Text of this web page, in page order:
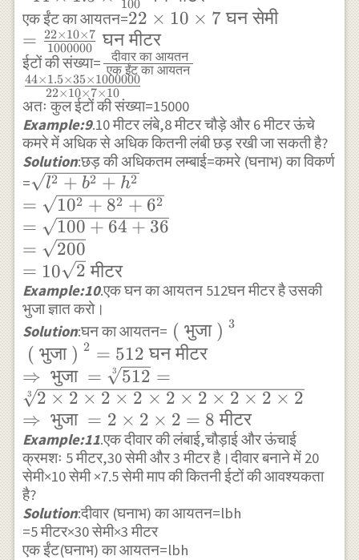
1.5
\times
\frac{35}
{100}
\text{ घन
मीटर }
100
एक ईंट का आयतन=22 \times
10 \times
7 \text{
घन सेमी }
\\
=\frac{22
\times 10
\times 7}
{1000000}
\text{ घन
मीटर }
22 × 10 × 7 घन सेमी
=
1000000
22×10×7 घन मीटर
ईटों की संख्या=\frac{\text{
दीवार का
आयतन}}
{\text{ एक
ईंट का आयतन
}} \\
\frac{44
\times 1.5
\times 35
\times
1000000}
{22 \times
10 \times 7
\times 10}
एक ईंट का आयतन
दीवार का आयतन
22×10×7×10
44×1.5×35×1000000
अतः कुल ईटों की संख्या=15000
Example:9.10 मीटर लंबे,8 मीटर चौड़े और 6 मीटर ऊंचे
कमरे में अधिक से अधिक कितनी लंबी छड़ रखी जा सकती है?
Solution:छड़ की अधिकतम लम्बाई=कमरे (घनाभ) का विकर्ण
=\sqrt{l^{2}+b^{2}+h^{2}} \\
=\sqrt{10^{2}+8^{2}+6^{2}}
\\ =\sqrt{100+64+36}
\\=\sqrt{200} \\=10\sqrt{2}
\text{ मीटर }
l2 + b2 + h2
= 102 + 82 + 62
= 100 + 64 + 36
=
200
= 10 2 मीटर
Example:10.एक घन का आयतन 512घन मीटर है उसकी
भुजा ज्ञात करो।
Solution:घन का आयतन= \text{ ( भुजा )
}^3 \\ \text{ (
भुजा ) }^2=512
\text{ घन मीटर
} \\
\Rightarrow
\text{ भुजा
}=\sqrt[3]
{512}=\sqrt[3]
{2 \times 2
\times 2
( भुजा) 3
( भुजा) 2 = 512 घन मीटर
⇒ भुजा = 3 512 =
3 2 × 2 × 2 × 2 × 2 × 2 × 2 × 2 × 2
⇒ भुजा = 2 × 2 × 2 = 8 मीटर
Example:11.एक दीवार की लंबाई,चौड़ाई और ऊंचाई
क्रमशः 5 मीटर,30 सेमी और 3 मीटर है।दीवार बनाने में 20
सेमी×10 सेमी ×7.5 सेमी माप की कितनी ईटों की आवश्यकता
है?
Solution:दीवार (घनाभ) का आयतन=lbh
=5 मीटर×30 सेमी×3 मीटर
एक ईंट(घनाभ) का आयतन=lbh